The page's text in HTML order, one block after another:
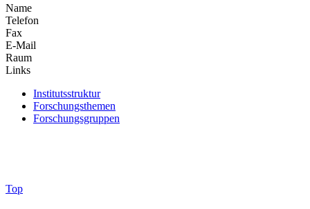
Name
Telefon
Fax
E-Mail
Raum
Links
Institutsstruktur
Forschungsthemen
Forschungsgruppen
Top